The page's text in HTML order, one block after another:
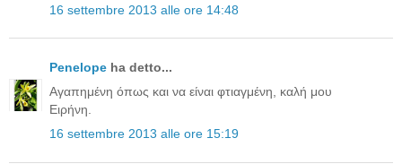
16 settembre 2013 alle ore 14:48
Penelope ha detto...
Αγαπημένη όπως και να είναι φτιαγμένη, καλή μου
Ειρήνη.
16 settembre 2013 alle ore 15:19